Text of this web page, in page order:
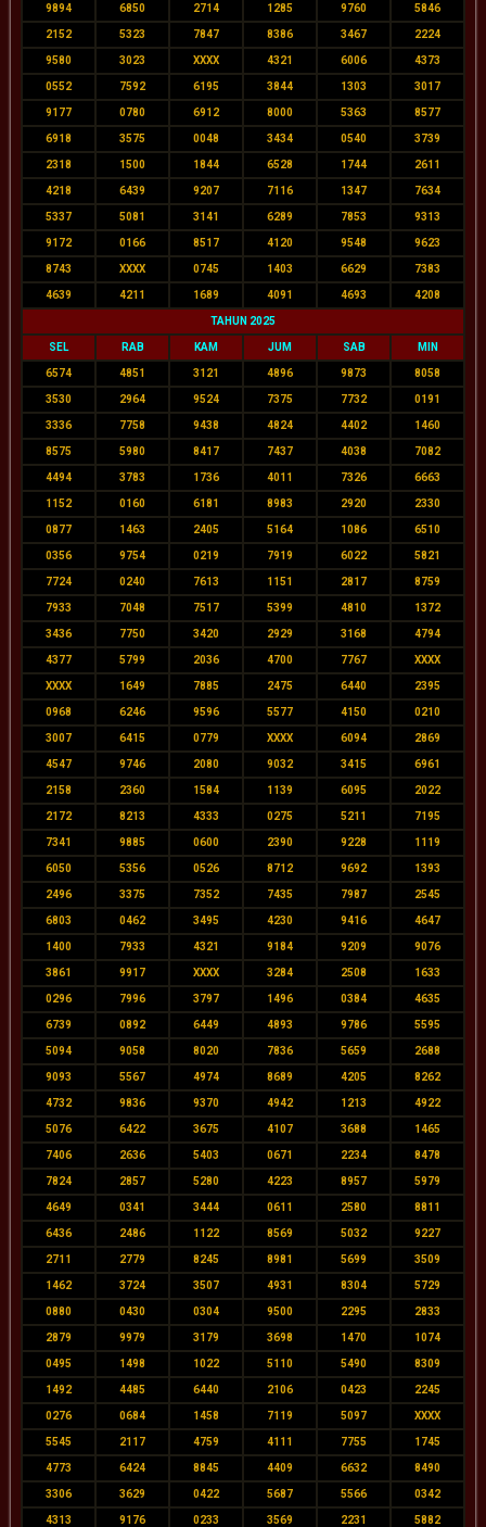
9894 6850 2714 1285 9760 5846
2152 5323 7847 8386 3467 2224
9580 3023 XXXX 4321 6006 4373
0552 7592 6195 3844 1303 3017
9177 0780 6912 8000 5363 8577
6918 3575 0048 3434 0540 3739
2318 1500 1844 6528 1744 2611
4218 6439 9207 7116 1347 7634
5337 5081 3141 6289 7853 9313
9172 0166 8517 4120 9548 9623
8743 XXXX 0745 1403 6629 7383
4639 4211 1689 4091 4693 4208
TAHUN 2025
SEL RAB KAM JUM SAB MIN
6574 4851 3121 4896 9873 8058
3530 2964 9524 7375 7732 0191
3336 7758 9438 4824 4402 1460
8575 5980 8417 7437 4038 7082
4494 3783 1736 4011 7326 6663
1152 0160 6181 8983 2920 2330
0877 1463 2405 5164 1086 6510
0356 9754 0219 7919 6022 5821
7724 0240 7613 1151 2817 8759
7933 7048 7517 5399 4810 1372
3436 7750 3420 2929 3168 4794
4377 5799 2036 4700 7767 XXXX
XXXX 1649 7885 2475 6440 2395
0968 6246 9596 5577 4150 0210
3007 6415 0779 XXXX 6094 2869
4547 9746 2080 9032 3415 6961
2158 2360 1584 1139 6095 2022
2172 8213 4333 0275 5211 7195
7341 9885 0600 2390 9228 1119
6050 5356 0526 8712 9692 1393
2496 3375 7352 7435 7987 2545
6803 0462 3495 4230 9416 4647
1400 7933 4321 9184 9209 9076
3861 9917 XXXX 3284 2508 1633
0296 7996 3797 1496 0384 4635
6739 0892 6449 4893 9786 5595
5094 9058 8020 7836 5659 2688
9093 5567 4974 8689 4205 8262
4732 9836 9370 4942 1213 4922
5076 6422 3675 4107 3688 1465
7406 2636 5403 0671 2234 8478
7824 2857 5280 4223 8957 5979
4649 0341 3444 0611 2580 8811
6436 2486 1122 8569 5032 9227
2711 2779 8245 8981 5699 3509
1462 3724 3507 4931 8304 5729
0880 0430 0304 9500 2295 2833
2879 9979 3179 3698 1470 1074
0495 1498 1022 5110 5490 8309
1492 4485 6440 2106 0423 2245
0276 0684 1458 7119 5097 XXXX
5545 2117 4759 4111 7755 1745
4773 6424 8845 4409 6632 8490
3306 3629 0422 5687 5566 0342
4313 9176 0233 3569 2231 5882